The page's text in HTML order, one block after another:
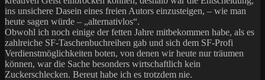
ins unsichere Dasein eines freien Autors einzusteigen, – wie man
heute sagen würde – „alternativlos“.
Obwohl ich noch einige der fetten Jahre mitbekommen habe, als es
zahlreiche SF-Taschenbuchreihen gab und sich dem SF-Profi
Verdienstmöglichkeiten boten, von denen wir heute nur träumen
können, war die Sache besonders wirtschaftlich kein
Zuckerschlecken. Bereut habe ich es trotzdem nie.